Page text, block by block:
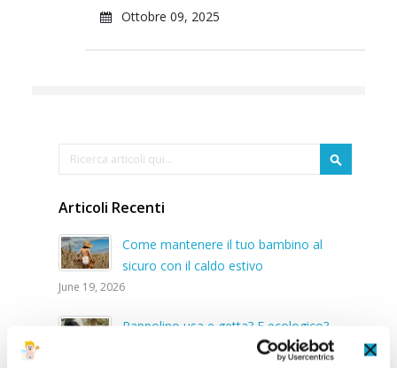
Ottobre 09, 2025
Cerca
Articoli Recenti
Come mantenere il tuo bambino al
sicuro con il caldo estivo
June 19, 2026
Pannolino usa e getta? E ecologico?